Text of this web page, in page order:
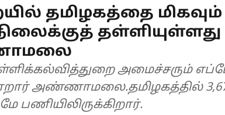
தமிழகத்தை மிகவும்
தள்ளியுள்ளது
அமைச்சரும்
அண்ணாமலை.தமிழகத்தில்
பணியிலிருக்கிறார்.